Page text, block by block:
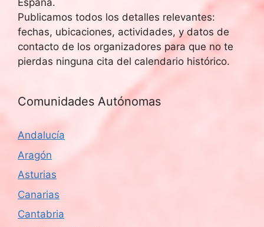
España.
Publicamos todos los detalles relevantes:
fechas, ubicaciones, actividades, y datos de
contacto de los organizadores para que no te
pierdas ninguna cita del calendario histórico.
Comunidades Autónomas
Andalucía
Aragón
Asturias
Canarias
Cantabria